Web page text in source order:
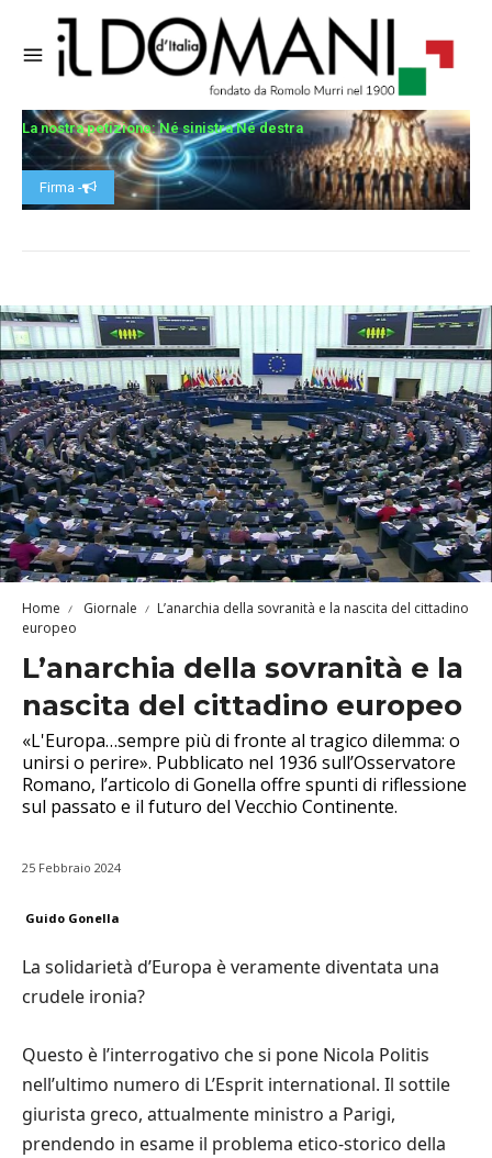
La nostra petizione: Né sinistra Né destra
Firma -
Home Giornale
L’anarchia della sovranità e la nascita del cittadino
europeo
L’anarchia della sovranità e la
nascita del cittadino europeo
«L'Europa…sempre più di fronte al tragico dilemma: o
unirsi o perire». Pubblicato nel 1936 sull’Osservatore
Romano, l’articolo di Gonella offre spunti di riflessione
sul passato e il futuro del Vecchio Continente.
25 Febbraio 2024
Guido Gonella
La solidarietà d’Europa è veramente diventata una
crudele ironia?
Questo è l’interrogativo che si pone Nicola Politis
nell’ultimo numero di L’Esprit international. Il sottile
giurista greco, attualmente ministro a Parigi,
prendendo in esame il problema etico-storico della